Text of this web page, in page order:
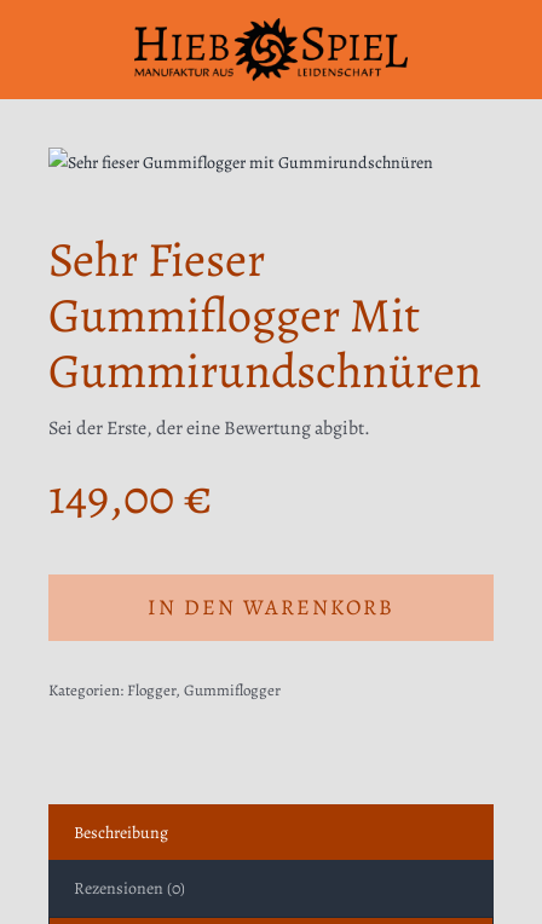
Sehr Fieser
Gummiflogger Mit
Gummirundschnüren
Sei der Erste, der eine Bewertung abgibt.
149,00€
IN DEN WARENKORB
Kategorien: Flogger, Gummiflogger
Beschreibung
Rezensionen (0)